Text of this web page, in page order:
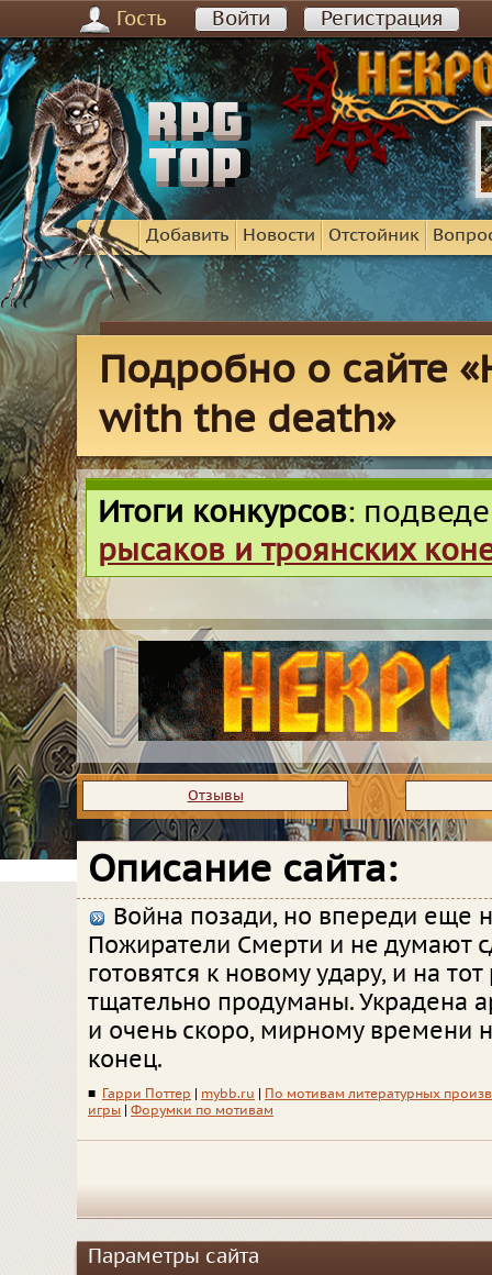
Гость Войти Регистрация
Добавить Новости Отстойник
Подробно о сайте
with the death»
Итоги конкурсов:
рысаков и троянских
Отзывы
Описание сайта:
Война позади, но впереди еще
Пожиратели Смерти и не думают
готовятся к новому удару, и на
тщательно продуманы. Украдена
и очень скоро, мирному времени
конец.
■ Гарри Поттер mybb.ru
По мотивам литературных
игры
Форумки по мотивам
Параметры сайта